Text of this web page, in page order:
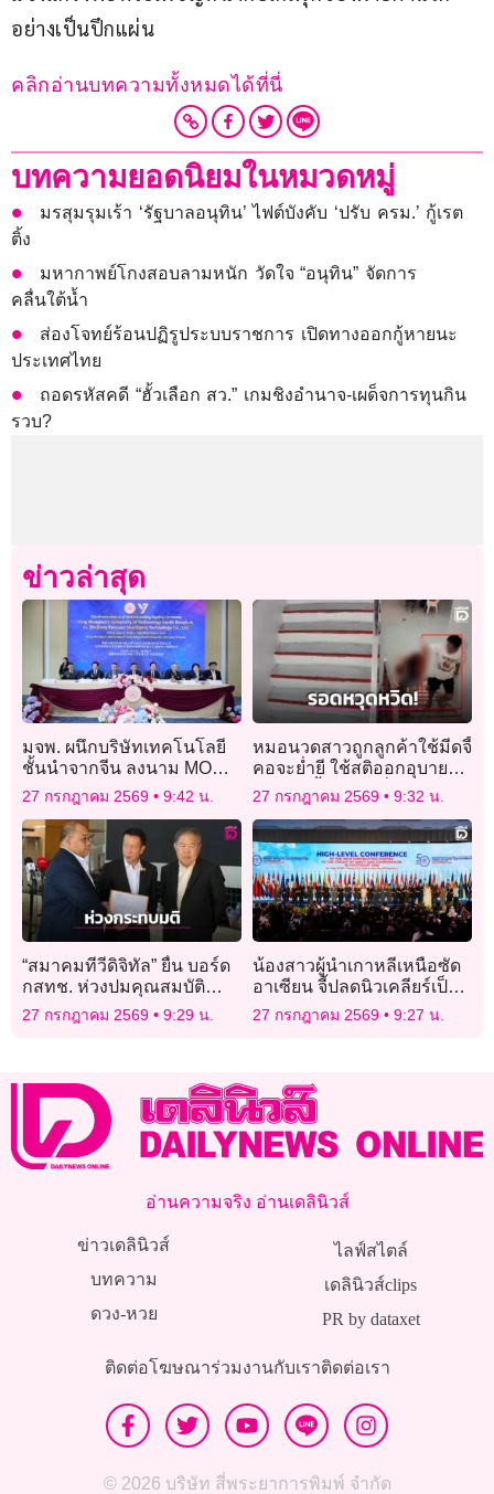
อย่างเป็นปึกแผ่น
คลิกอ่านบทความทั้งหมดได้ที่นี่
บทความยอดนิยมในหมวดหมู่
มรสุมรุมเร้า ‘รัฐบาลอนุทิน’ ไฟต์บังคับ ‘ปรับ ครม.’ กู้เรต
ติ้ง
มหากาพย์โกงสอบลามหนัก วัดใจ “อนุทิน” จัดการ
คลื่นใต้น้ำ
ส่องโจทย์ร้อนปฏิรูประบบราชการ เปิดทางออกกู้หายนะ
ประเทศไทย
ถอดรหัสคดี “ฮั้วเลือก สว.” เกมชิงอำนาจ-เผด็จการทุนกิน
รวบ?
ข่าวล่าสุด
มจพ. ผนึกบริษัทเทคโนโลยี
ชั้นนำจากจีน ลงนาม MOU
ยกระดับ AI–เซมิ
คอนดักเตอร์–การแพทย์
อัจฉริยะ
27 กรกฎาคม 2569 9:42 น.
หมอนวดสาวถูกลูกค้าใช้มีดจี้
คอจะย่ำยี ใช้สติออกอุบาย
อ้างติดเชื้อ HIV-เพิ่งคลอด จึง
รอดหวุดหวิด!
27 กรกฎาคม 2569 9:32 น.
“สมาคมทีวีดิจิทัล” ยื่น บอร์ด
กสทช. ห่วงปมคุณสมบัติ
“หมอสรณ” กระทบมติวาระ
27 กรกฎาคม 2569 9:29 น.
น้องสาวผู้นำเกาหลีเหนือซัด
อาเซียน จี้ปลดนิวเคลียร์เป็น
“ความฝันอันโง่เขลา”
27 กรกฎาคม 2569 9:27 น.
อ่านความจริง อ่านเดลินิวส์
ข่าวเดลินิวส์
บทความ
ดวง-หวย
ไลฟ์สไตล์
เดลินิวส์clips
PR by dataxet
ติดต่อโฆษณาร่วมงานกับเราติดต่อเรา
© 2026 บริษัท สี่พระยาการพิมพ์ จำกัด